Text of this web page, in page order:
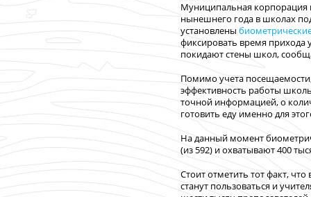
Муниципальная
нынешнего года в школах
установлены
фиксировать время прихода
покидают стены школ,
Помимо учета
эффективность работы
точной информацией, о
готовить еду именно для
На данный момент
(из 592) и охватывают 400
Стоит отметить тот факт,
станут пользоваться и